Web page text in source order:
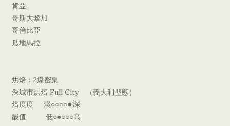
肯亞
哥斯大黎加
哥倫比亞
瓜地馬拉
烘焙：2爆密集
深城市烘焙 Full City （義大利型態）
焙度度 淺○○○○●深
酸值 低○●○○○高